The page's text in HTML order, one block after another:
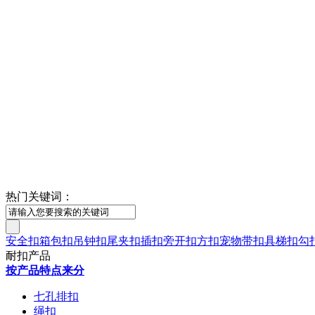
热门关键词：
安全扣箱包扣吊钟扣尾夹扣插扣旁开扣方扣宠物带扣具梯扣勾
耐扣产品
按产品特点来分
七孔排扣
绳扣